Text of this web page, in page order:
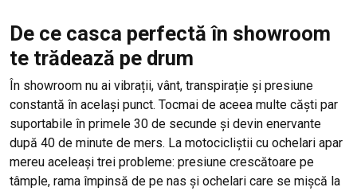
De ce casca perfectă în showroom
te trădează pe drum
În showroom nu ai vibrații, vânt, transpirație și presiune
constantă în același punct. Tocmai de aceea multe căști par
suportabile în primele 30 de secunde și devin enervante
după 40 de minute de mers. La motocicliștii cu ochelari apar
mereu aceleași trei probleme: presiune crescătoare pe
tâmple, rama împinsă de pe nas și ochelari care se mișcă la